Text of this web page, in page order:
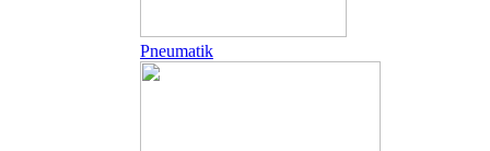
Pneumatik